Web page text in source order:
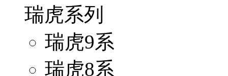
瑞虎系列
瑞虎9系
瑞虎8系